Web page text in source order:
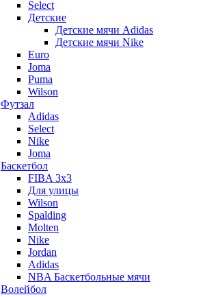
Select
Детские
Детские мячи Adidas
Детские мячи Nike
Euro
Joma
Puma
Wilson
Футзал
Adidas
Select
Nike
Joma
Баскетбол
FIBA 3x3
Для улицы
Wilson
Spalding
Molten
Nike
Jordan
Adidas
NBA Баскетбольные мячи
Волейбол